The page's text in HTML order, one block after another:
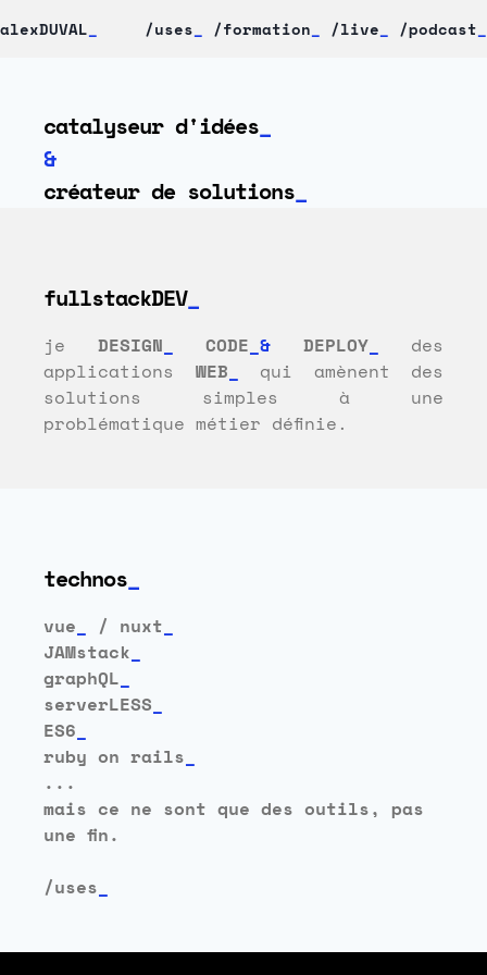
alexDUVAL /uses /formation /live /podcast
catalyseur d'idées_
&
créateur de solutions_
fullstackDEV
je DESIGN CODE _& DEPLOY_
des
applications WEB
qui amènent des
solutions simples à une
problématique métier définie.
technos
vue / nuxt
JAMstack
graphQL
serverLESS
ES6
ruby on rails
...
mais ce ne sont que des outils, pas
une fin.
/uses